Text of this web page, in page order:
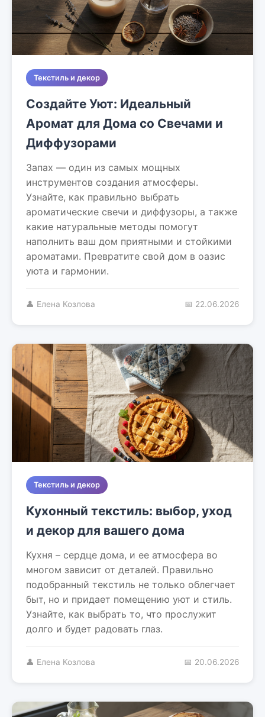
Текстиль и декор
Создайте Уют: Идеальный
Аромат для Дома со Свечами и
Диффузорами
Запах — один из самых мощных
инструментов создания атмосферы.
Узнайте, как правильно выбрать
ароматические свечи и диффузоры, а также
какие натуральные методы помогут
наполнить ваш дом приятными и стойкими
ароматами. Превратите свой дом в оазис
уюта и гармонии.
👤 Елена Козлова 📅 22.06.2026
Текстиль и декор
Кухонный текстиль: выбор, уход
и декор для вашего дома
Кухня – сердце дома, и ее атмосфера во
многом зависит от деталей. Правильно
подобранный текстиль не только облегчает
быт, но и придает помещению уют и стиль.
Узнайте, как выбрать то, что прослужит
долго и будет радовать глаз.
👤 Елена Козлова 📅 20.06.2026